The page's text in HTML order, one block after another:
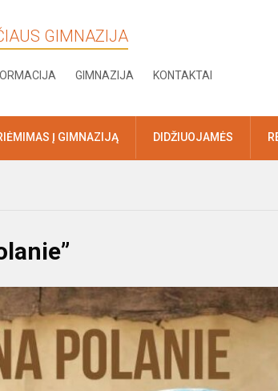
GIMNAZIJA
GIMNAZIJA KONTAKTAI
Į GIMNAZIJĄ DIDŽIUOJAMĖS